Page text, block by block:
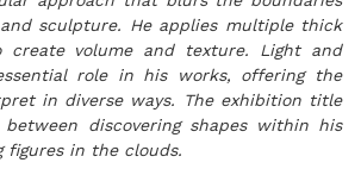
sculpture. He applies multiple thick
volume and texture. Light and
role in his works, offering the
in diverse ways. The exhibition title
discovering shapes within his
figures in the clouds.